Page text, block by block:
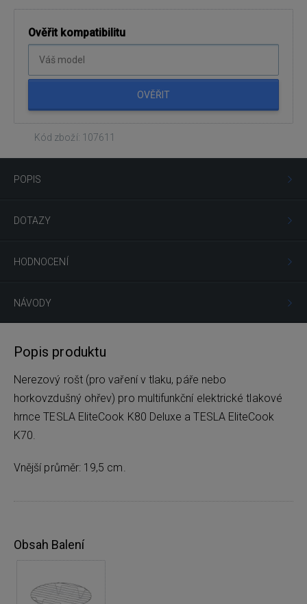
Ověřit kompatibilitu
OVĚŘIT
Kód zboží: 107611
POPIS
DOTAZY
HODNOCENÍ
NÁVODY
Popis produktu
Nerezový rošt (pro vaření v tlaku, páře nebo
horkovzdušný ohřev) pro multifunkční elektrické tlakové
hrnce TESLA EliteCook K80 Deluxe a TESLA EliteCook
K70.
Vnější průměr: 19,5 cm.
Obsah Balení